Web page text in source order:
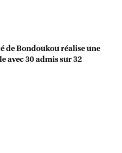
de Bondoukou réalise une
avec 30 admis sur 32